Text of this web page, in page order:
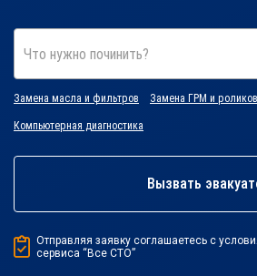
Что нужно починить?
Замена масла и фильтров Замена ГРМ и роликов
Компьютерная диагностика
Вызвать
Отправляя заявку соглашаетесь с
сервиса “Все СТО”